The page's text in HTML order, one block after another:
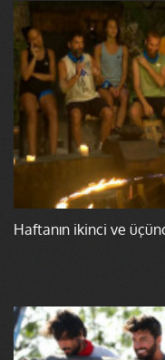
Haftanın ikinci ve